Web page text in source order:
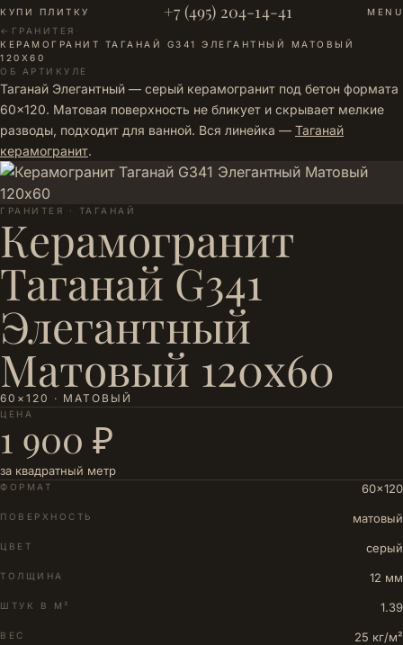
КУПИ ПЛИТКУ +7 (495) 204-14-41
MENU
← ГРАНИТЕЯ ·
КЕРАМОГРАНИТ ТАГАНАЙ G341 ЭЛЕГАНТНЫЙ МАТОВЫЙ
120Х60
ОБ АРТИКУЛЕ
Таганай Элегантный — серый керамогранит под бетон формата
60×120. Матовая поверхность не бликует и скрывает мелкие
разводы, подходит для ванной. Вся линейка — Таганай
керамогранит.
ГРАНИТЕЯ · ТАГАНАЙ
Керамогранит
Таганай G341
Элегантный
Матовый 120х60
60×120 · МАТОВЫЙ
ЦЕНА
1 900 ₽
за квадратный метр
ФОРМАТ 60×120
ПОВЕРХНОСТЬ матовый
ЦВЕТ серый
ТОЛЩИНА 12 мм
ШТУК В М² 1.39
ВЕС 25 кг/м²